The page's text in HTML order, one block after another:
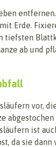
Erde.
tiefsten
ab und
vor,
abgestochen
ist
da sie dann